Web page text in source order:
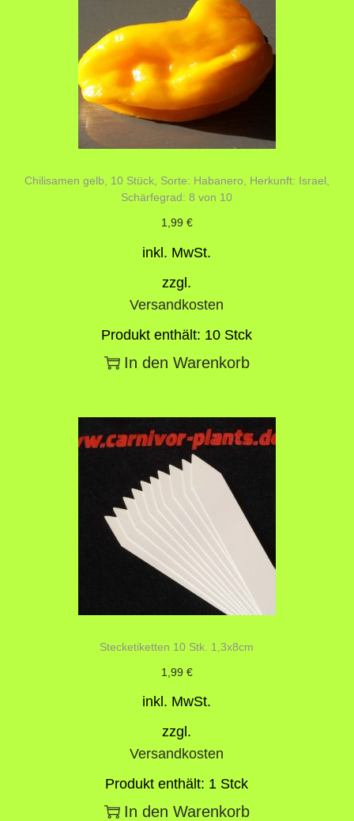
Chilisamen gelb, 10 Stück, Sorte: Habanero, Herkunft: Israel,
Schärfegrad: 8 von 10
1,99 €
inkl. MwSt.
zzgl.
Versandkosten
Produkt enthält: 10 Stck
In den Warenkorb
Stecketiketten 10 Stk. 1,3x8cm
1,99 €
inkl. MwSt.
zzgl.
Versandkosten
Produkt enthält: 1 Stck
In den Warenkorb